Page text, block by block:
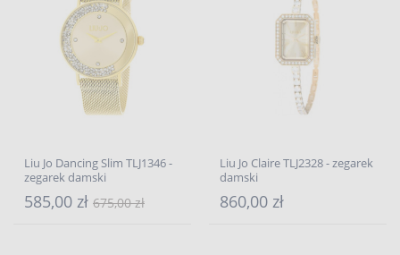
Liu Jo Dancing Slim TLJ1346 -
zegarek damski
585,00 zł 675,00 zł
Liu Jo Claire TLJ2328 - zegarek
damski
860,00 zł